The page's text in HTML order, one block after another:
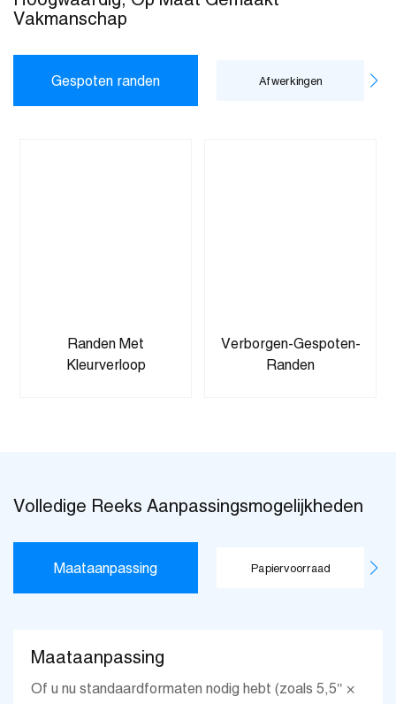
Vakmanschap
Gespoten randen Afwerkingen
Randen Met
Kleurverloop
Verborgen-Gespoten-
Randen
Volledige Reeks Aanpassingsmogelijkheden
Maataanpassing Papiervoorraad
Maataanpassing
Of u nu standaardformaten nodig hebt (zoals 5,5" ×